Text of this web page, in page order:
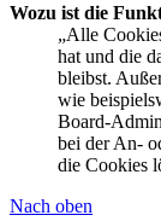
Wozu ist die
„Alle
hat und die
bleibst.
wie
Board-
bei der An-
die Cookies
Nach oben